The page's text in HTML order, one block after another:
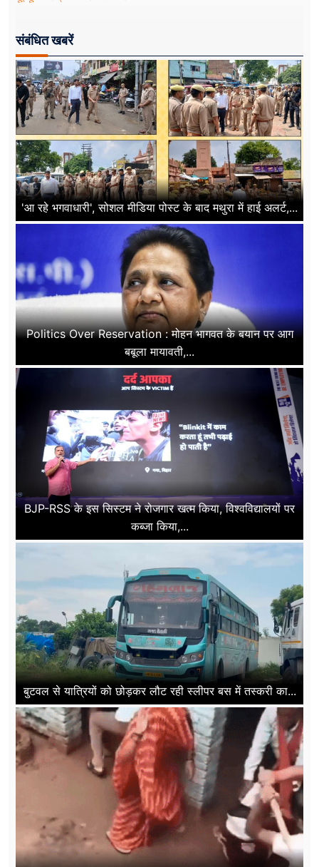
संबंधित खबरें
'आ रहे भगवाधारी', सोशल मीडिया पोस्ट के बाद मथुरा में हाई अलर्ट,...
Politics Over Reservation : मोहन भागवत के बयान पर आग
बबूला मायावती,...
BJP-RSS के इस सिस्टम ने रोजगार खत्म किया, विश्वविद्यालयों पर
कब्जा किया,...
बुटवल से यात्रियों को छोड़कर लौट रही स्लीपर बस में तस्करी का...